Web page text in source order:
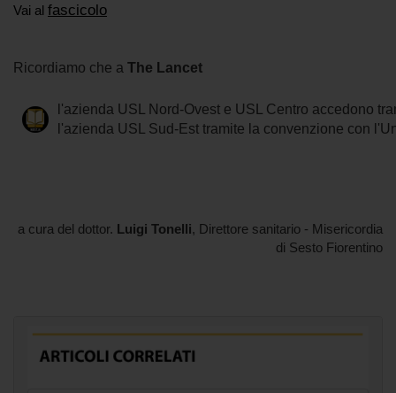
Vai al fascicolo
Ricordiamo che a The Lancet
l'azienda USL Nord-Ovest e USL Centro accedono
l'azienda USL Sud-Est tramite la convenzione con
a cura del dottor. Luigi Tonelli, Direttore sanitario - Misericordia
di Sesto Fiorentino